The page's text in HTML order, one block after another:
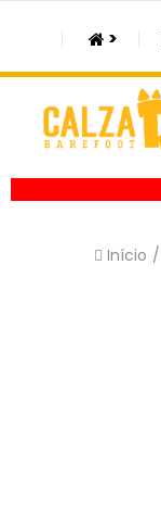
>
Início